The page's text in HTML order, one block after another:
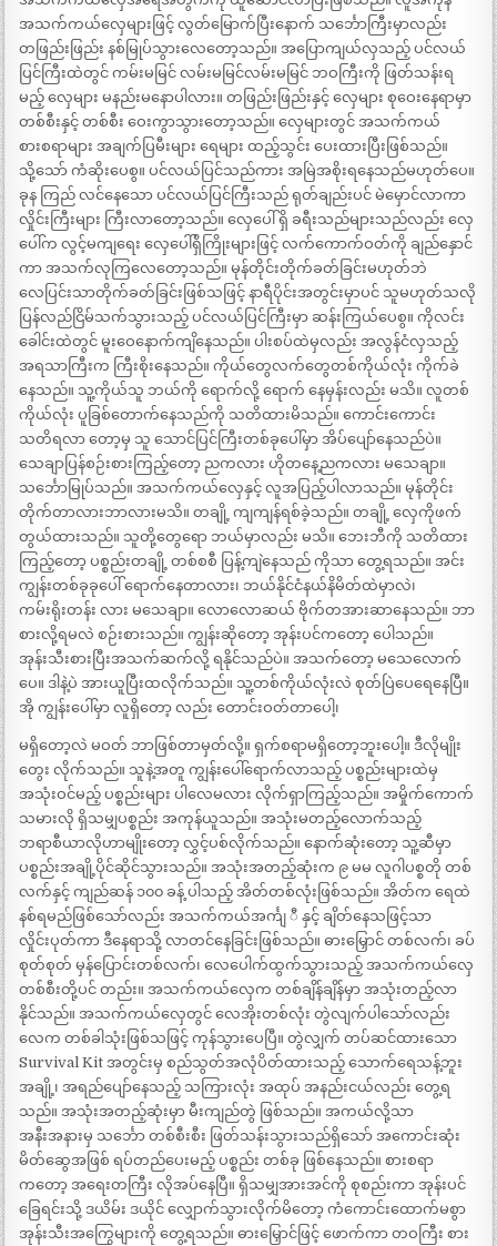
အသက်ကယ်လှေများဖြင့် လွတ်မြောက်ပြီးနောက် သင်္ဘောကြီးမှာလည်း
တဖြည်းဖြည်း နစ်မြုပ်သွားလေတော့သည်။ အပြောကျယ်လှသည့် ပင်လယ်
ပြင်ကြီးထဲတွင် ကမ်းမမြင် လမ်းမမြင်လမ်းမမြင် ဘဝကြီးကို ဖြတ်သန်းရ
မည့် လှေများ မနည်းမနောပါလား။ တဖြည်းဖြည်းနှင့် လှေများ စုဝေးနေရာမှာ
တစ်စီးနှင့် တစ်စီး ဝေးကွာသွားတော့သည်။ လှေများတွင် အသက်ကယ်
စားစရာများ အချက်ပြမီးများ ရေများ ထည့်သွင်း ပေးထားပြီးဖြစ်သည်။
သို့သော် ကံဆိုးပေစွ။ ပင်လယ်ပြင်သည်ကား အမြဲအစိုးရနေသည်မဟုတ်ပေ။
ခုန ကြည် လင်နေသော ပင်လယ်ပြင်ကြီးသည် ရုတ်ချည်းပင် မဲမှောင်လာကာ
လှိုင်းကြီးများ ကြီးလာတော့သည်။ လှေပေါ် ရှိ ခရီးသည်များသည်လည်း လှေ
ပေါ်က လွင့်မကျရေး လှေပေါ်ရှိကြိုးများဖြင့် လက်ကောက်ဝတ်ကို ချည်နှောင်
ကာ အသက်လုကြလေတော့သည်။ မုန်တိုင်းတိုက်ခတ်ခြင်းမဟုတ်ဘဲ
လေပြင်းသာတိုက်ခတ်ခြင်းဖြစ်သဖြင့် နာရီပိုင်းအတွင်းမှာပင် သူမဟုတ်သလို
ပြန်လည်ငြိမ်သက်သွားသည့် ပင်လယ်ပြင်ကြီးမှာ ဆန်းကြယ်ပေစွ။ ကိုလင်း
ခေါင်းထဲတွင် မူးဝေနောက်ကျိနေသည်။ ပါးစပ်ထဲမှလည်း အလွန်ငံလှသည့်
အရသာကြီးက ကြီးစိုးနေသည်။ ကိုယ်တွေလက်တွေတစ်ကိုယ်လုံး ကိုက်ခဲ
နေသည်။ သူ့ကိုယ်သူ ဘယ်ကို ရောက်လို့ ရောက် နေမှန်းလည်း မသိ။ လူတစ်
ကိုယ်လုံး ပူခြစ်တောက်နေသည်ကို သတိထားမိသည်။ ကောင်းကောင်း
သတိရလာ တော့မှ သူ သောင်ပြင်ကြီးတစ်ခုပေါ်မှာ အိပ်ပျော်နေသည်ပဲ။
သေချာပြန်စဉ်းစားကြည့်တော့ ညကလား ဟိုတနေ့ညကလား မသေချာ။
သင်္ဘောမြုပ်သည်။ အသက်ကယ်လှေနှင့် လူအပြည့်ပါလာသည်။ မုန်တိုင်း
တိုက်တာလားဘာလားမသိ။ တချို့ ကျကျန်ရစ်ခဲ့သည်။ တချို့ လှေကိုဖက်
တွယ်ထားသည်။ သူတို့တွေရော ဘယ်မှာလည်း မသိ။ ဘေးဘီကို သတိထား
ကြည့်တော့ ပစ္စည်းတချို့ တစ်စစီ ပြန့်ကျဲနေသည် ကိုသာ တွေ့ရသည်။ အင်း
ကျွန်းတစ်ခုခုပေါ် ရောက်နေတာလား၊ ဘယ်နိုင်ငံနယ်နိမိတ်ထဲမှာလဲ၊
ကမ်းရိုးတန်း လား မသေချာ။ လောလောဆယ် ဗိုက်တအားဆာနေသည်။ ဘာ
စားလို့ရမလဲ စဉ်းစားသည်။ ကျွန်းဆိုတော့ အုန်းပင်ကတော့ ပေါသည်။
အုန်းသီးစားပြီးအသက်ဆက်လို့ ရနိုင်သည်ပဲ။ အသက်တော့ မသေလောက်
ပေ။ ဒါနဲ့ပဲ အားယူပြီးထလိုက်သည်။ သူ့တစ်ကိုယ်လုံးလဲ စုတ်ပြဲပေရေနေပြီ။
အို ကျွန်းပေါ်မှာ လူရှိတော့ လည်း တောင်းဝတ်တာပေါ့၊
မရှိတော့လဲ မဝတ် ဘာဖြစ်တာမှတ်လို့။ ရှက်စရာမရှိတော့ဘူးပေါ့။ ဒီလိုမျိုး
တွေး လိုက်သည်။ သူနဲ့အတူ ကျွန်းပေါ်ရောက်လာသည့် ပစ္စည်းများထဲမှ
အသုံးဝင်မည့် ပစ္စည်းများ ပါလေမလား လိုက်ရှာကြည့်သည်။ အမှိုက်ကောက်
သမားလို ရှိသမျှပစ္စည်း အကုန်ယူသည်။ အသုံးမတည့်လောက်သည့်
ဘရာစီယာလိုဟာမျိုးတော့ လွှင့်ပစ်လိုက်သည်။ နောက်ဆုံးတော့ သူ့ဆီမှာ
ပစ္စည်းအချို့ပိုင်ဆိုင်သွားသည်။ အသုံးအတည့်ဆုံးက ၉ မမ လူဂါပစ္စတို တစ်
လက်နှင့် ကျည်ဆန် ၁၀၀ ခန့် ပါသည့် အိတ်တစ်လုံးဖြစ်သည်။ အိတ်က ရေထဲ
နစ်ရမည်ဖြစ်သော်လည်း အသက်ကယ်အင်္ကျ ီ နှင့် ချိတ်နေသဖြင့်သာ
လှိုင်းပုတ်ကာ ဒီနေရာသို့ လာတင်နေခြင်းဖြစ်သည်။ ဓားမြှောင် တစ်လက်၊ ခပ်
စုတ်စုတ် မှန်ပြောင်းတစ်လက်၊ လေပေါက်ထွက်သွားသည့် အသက်ကယ်လှေ
တစ်စီးတို့ပင် တည်း။ အသက်ကယ်လှေက တစ်ချိန်ချိန်မှာ အသုံးတည့်လာ
နိုင်သည်။ အသက်ကယ်လှေတွင် လေအိုးတစ်လုံး တွဲလျက်ပါသော်လည်း
လေက တစ်ခါသုံးဖြစ်သဖြင့် ကုန်သွားပေပြီ။ တွဲလျှက် တပ်ဆင်ထားသော
Survival Kit အတွင်းမှ စည်သွတ်အလုံပိတ်ထားသည့် သောက်ရေသန့်ဘူး
အချို့၊ အရည်ပျော်နေသည့် သကြားလုံး အထုပ် အနည်းငယ်လည်း တွေ့ရ
သည်။ အသုံးအတည့်ဆုံးမှာ မီးကျည်တွဲ ဖြစ်သည်။ အကယ်လို့သာ
အနီးအနားမှ သင်္ဘော တစ်စီးစီး ဖြတ်သန်းသွားသည်ရှိသော် အကောင်းဆုံး
မိတ်ဆွေအဖြစ် ရပ်တည်ပေးမည့် ပစ္စည်း တစ်ခု ဖြစ်နေသည်။ စားစရာ
ကတော့ အရေးတကြီး လိုအပ်နေပြီ။ ရှိသမျှအားအင်ကို စုစည်းကာ အုန်းပင်
ခြေရင်းသို့ ဒယိမ်း ဒယိုင် လျှောက်သွားလိုက်မိတော့ ကံကောင်းထောက်မစွာ
အုန်းသီးအကြွေများကို တွေ့ရသည်။ ဓားမြှောင်ဖြင့် ဖောက်ကာ တဝကြီး စား